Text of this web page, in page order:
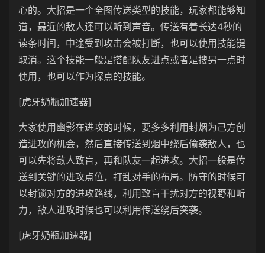
心的。大招是一个全图传送类型的技能，玩家都能够知
道，最近的敌人还可以听到声音。传送有着长达4秒的
读条时间，中途受到攻击会被打断，也可以使用技能键
取消。这个技能一般是搭配队友进点或者是搜另一点时
使用，也可以作为探点的技能。
[虎牙奶瓶加速器]
大家使用幽影在进攻的时候，要多多利用封烟为己方创
造进攻的机会，然后直接传送到烟中绕后偷袭敌人，也
可以先将敌人致盲，再和队友一起进攻。大招一般是传
送到关键的进攻点位，打乱对手的布局。防守的时候可
以封锁对方的进攻路线，利用致盲干扰对方的视野和听
力，敌人进攻时候也可以利用传送绕后突袭。
[虎牙奶瓶加速器]